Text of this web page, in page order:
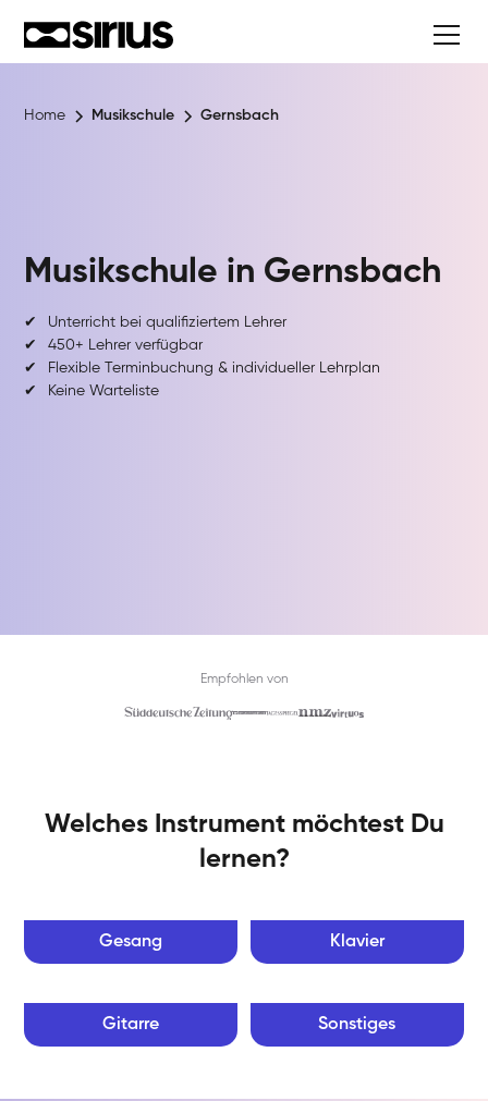
Home Musikschule Gernsbach
Musikschule in Gernsbach
✔
Unterricht bei qualifiziertem Lehrer
✔
450+ Lehrer verfügbar
✔
Flexible Terminbuchung & individueller Lehrplan
✔
Keine Warteliste
Empfohlen von
Welches Instrument möchtest Du
lernen?
Gesang Klavier
Gitarre Sonstiges